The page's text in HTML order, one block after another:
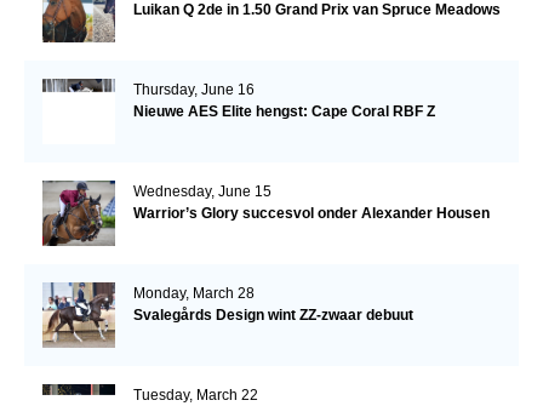
Luikan Q 2de in 1.50 Grand Prix van Spruce Meadows
Thursday, June 16
Nieuwe AES Elite hengst: Cape Coral RBF Z
Wednesday, June 15
Warrior’s Glory succesvol onder Alexander Housen
Monday, March 28
Svalegårds Design wint ZZ-zwaar debuut
Tuesday, March 22